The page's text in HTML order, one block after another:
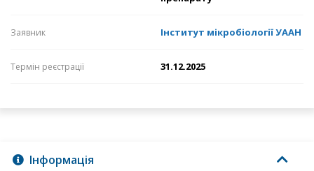
Заявник Інститут мікробіології УААН
Термін реєстрації 31.12.2025
Інформація